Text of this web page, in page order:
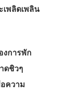
พลิดเพลิน
งการพัก
ดชิวๆ
ความ